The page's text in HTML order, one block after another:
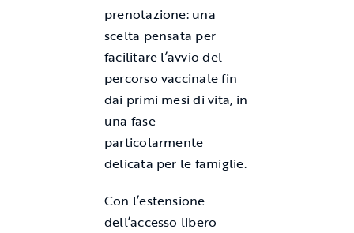
prenotazione: una
scelta pensata per
facilitare l’avvio del
percorso vaccinale fin
dai primi mesi di vita, in
una fase
particolarmente
delicata per le famiglie.
Con l’estensione
dell’accesso libero